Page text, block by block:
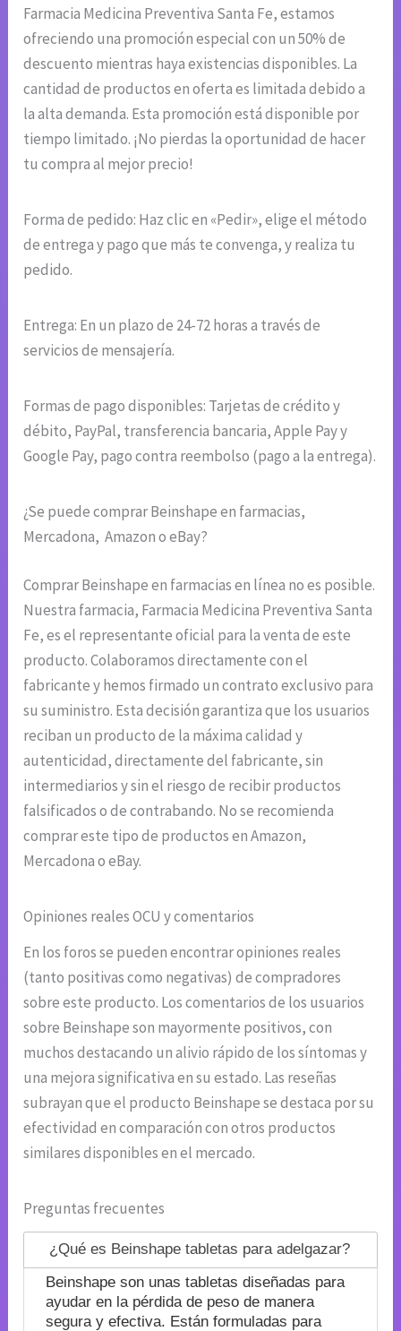
Farmacia Medicina Preventiva Santa Fe, estamos
ofreciendo una promoción especial con un 50% de
descuento mientras haya existencias disponibles. La
cantidad de productos en oferta es limitada debido a
la alta demanda. Esta promoción está disponible por
tiempo limitado. ¡No pierdas la oportunidad de hacer
tu compra al mejor precio!
Forma de pedido: Haz clic en «Pedir», elige el método
de entrega y pago que más te convenga, y realiza tu
pedido.
Entrega: En un plazo de 24-72 horas a través de
servicios de mensajería.
Formas de pago disponibles: Tarjetas de crédito y
débito, PayPal, transferencia bancaria, Apple Pay y
Google Pay, pago contra reembolso (pago a la entrega).
¿Se puede comprar Beinshape en farmacias,
Mercadona, Amazon o eBay?
Comprar Beinshape en farmacias en línea no es posible.
Nuestra farmacia, Farmacia Medicina Preventiva Santa
Fe, es el representante oficial para la venta de este
producto. Colaboramos directamente con el
fabricante y hemos firmado un contrato exclusivo para
su suministro. Esta decisión garantiza que los usuarios
reciban un producto de la máxima calidad y
autenticidad, directamente del fabricante, sin
intermediarios y sin el riesgo de recibir productos
falsificados o de contrabando. No se recomienda
comprar este tipo de productos en Amazon,
Mercadona o eBay.
Opiniones reales OCU y comentarios
En los foros se pueden encontrar opiniones reales
(tanto positivas como negativas) de compradores
sobre este producto. Los comentarios de los usuarios
sobre Beinshape son mayormente positivos, con
muchos destacando un alivio rápido de los síntomas y
una mejora significativa en su estado. Las reseñas
subrayan que el producto Beinshape se destaca por su
efectividad en comparación con otros productos
similares disponibles en el mercado.
Preguntas frecuentes
¿Qué es Beinshape tabletas para adelgazar?
Beinshape son unas tabletas diseñadas para
ayudar en la pérdida de peso de manera
segura y efectiva. Están formuladas para